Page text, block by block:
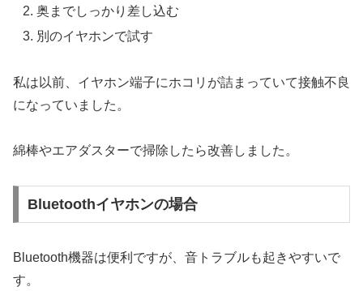
奥までしっかり差し込む
別のイヤホンで試す
私は以前、イヤホン端子にホコリが詰まっていて接触不良
になっていました。
綿棒やエアダスターで掃除したら改善しました。
Bluetoothイヤホンの場合
Bluetooth機器は便利ですが、音トラブルも起きやすいで
す。